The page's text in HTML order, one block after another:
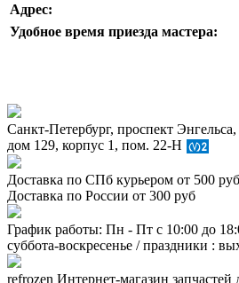
Адрес:
Удобное время приезда мастера:
Санкт-Петербург, проспект Энгельса,
дом 129, корпус 1, пом. 22-Н
Доставка по СПб курьером от 500 руб
Доставка по России от 300 руб
График работы: Пн - Пт с 10:00 до
суббота-воскресенье / праздники :
refrozen Интернет-магазин